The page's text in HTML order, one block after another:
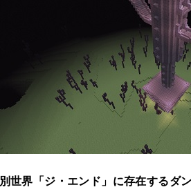
別世界「ジ・エンド」に存在するダ